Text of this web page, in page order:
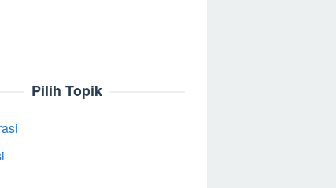
Pilih Topik